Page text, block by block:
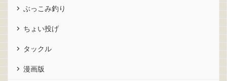
ぶっこみ釣り
ちょい投げ
タックル
漫画版